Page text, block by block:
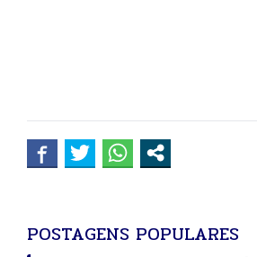
POSTAGENS POPULARES